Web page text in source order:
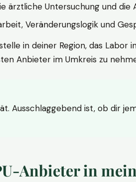
ärztliche Untersuchung und die
Veränderungslogik und
in deiner Region, das
Anbieter im Umkreis zu
Ausschlaggebend ist, ob dir
Anbieter in